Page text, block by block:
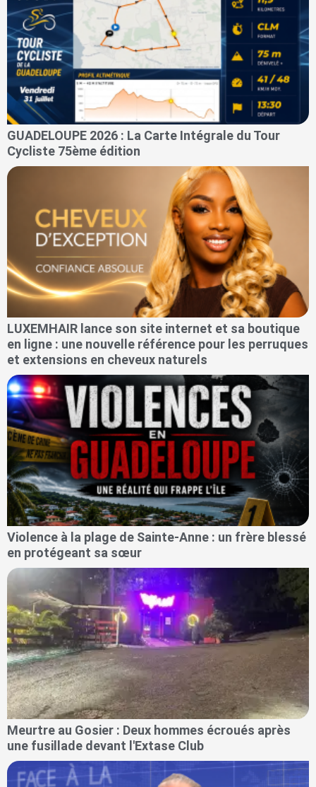
GUADELOUPE 2026 : La Carte Intégrale du Tour
Cycliste 75ème édition
LUXEMHAIR lance son site internet et sa boutique
en ligne : une nouvelle référence pour les perruques
et extensions en cheveux naturels
Violence à la plage de Sainte-Anne : un frère blessé
en protégeant sa sœur
Meurtre au Gosier : Deux hommes écroués après
une fusillade devant l'Extase Club